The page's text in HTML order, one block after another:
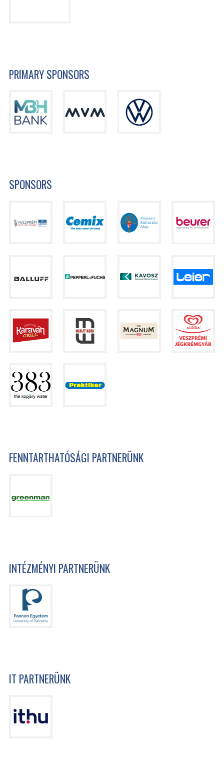
PRIMARY SPONSORS
SPONSORS
FENNTARTHATÓSÁGI PARTNERÜNK
INTÉZMÉNYI PARTNERÜNK
IT PARTNERÜNK